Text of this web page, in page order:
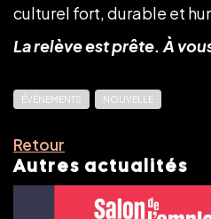
culturel fort, durable et
La relève est prête. À
ÉVÉNEMENTS NOUVELLE
Retour
Autres actualités